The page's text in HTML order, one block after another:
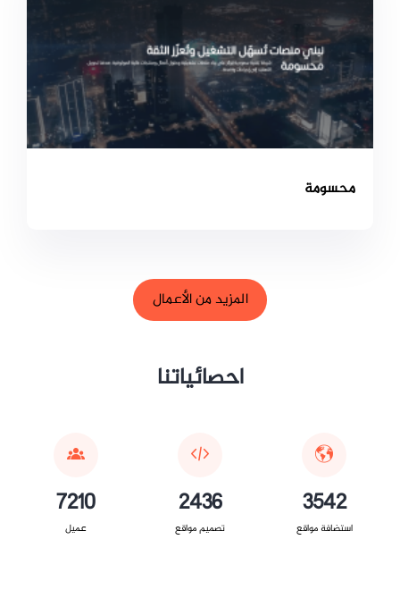
محسومة
المزيد من الأعمال
احصائياتنا
3542
استضافة مواقع
2436
تصميم مواقع
7210
عميل